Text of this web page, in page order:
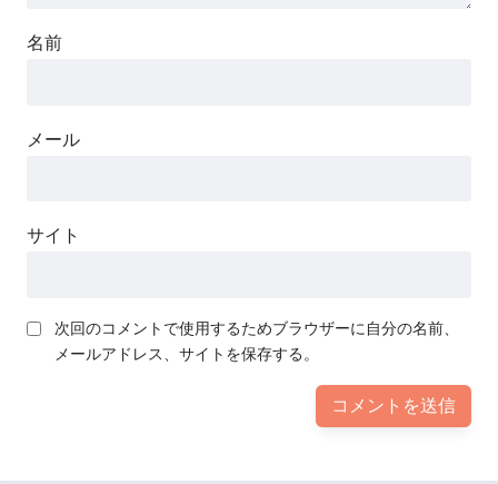
名前
メール
サイト
次回のコメントで使用するためブラウザーに自分の名前、
メールアドレス、サイトを保存する。